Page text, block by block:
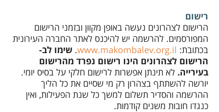
רישום
הרישום לצהרונים נעשה באופן מקוון ובזמני הרישום
המפורסמים. להרשמה יש להיכנס לאתר החברה העירונית
בכתובת: www.makombalev.org.il
.שימו לב-
הרישום לצהרונים הינו רישום נפרד מהרישום
בעירייה. לא תינתן אפשרות לרישום חלקי על בסיס יומי.
יורשה להשתתף בצהרון רק מי שסיים את כל הליך
ההרשמה והסדיר תשלום למשך כל שנת הפעילות, ואין
כנגדו חובות משנים קודמות.